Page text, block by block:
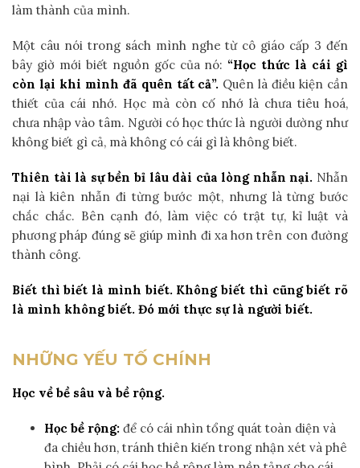
làm thành của mình.
Một câu nói trong sách mình nghe từ cô giáo cấp 3 đến
bây giờ mới biết nguồn gốc của nó: “Học thức là cái gì
còn lại khi mình đã quên tất cả”. Quên là điều kiện cần
thiết của cái nhớ. Học mà còn cố nhớ là chưa tiêu hoá,
chưa nhập vào tâm. Người có học thức là người dường như
không biết gì cả, mà không có cái gì là không biết.
Thiên tài là sự bền bỉ lâu dài của lòng nhẫn nại. Nhẫn
nại là kiên nhẫn đi từng bước một, nhưng là từng bước
chắc chắc. Bên cạnh đó, làm việc có trật tự, kỉ luật và
phương pháp đúng sẽ giúp mình đi xa hơn trên con đường
thành công.
Biết thì biết là mình biết. Không biết thì cũng biết rõ
là mình không biết. Đó mới thực sự là người biết.
NHỮNG YẾU TỐ CHÍNH
Học về bề sâu và bề rộng.
Học bề rộng: để có cái nhìn tổng quát toàn diện và
đa chiều hơn, tránh thiên kiến trong nhận xét và phê